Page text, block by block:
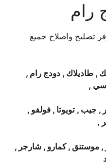
رام
تصليح واصلاح جميع
, طاديلاك , دودج رام ,
سي ,
, جيب , تويوتا , فولفو ,
,
, موستنق , كمارو , شارجر ,